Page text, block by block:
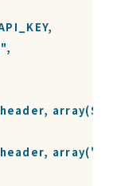
API_KEY,